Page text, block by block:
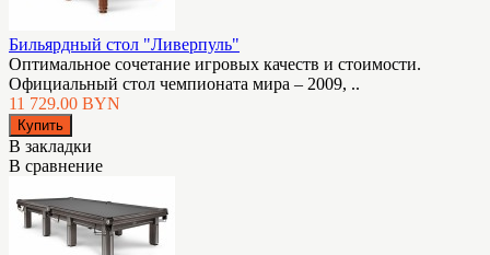
Бильярдный стол "Ливерпуль"
Оптимальное сочетание игровых качеств и стоимости.
Официальный стол чемпионата мира – 2009, ..
11 729.00 BYN
В закладки
В сравнение